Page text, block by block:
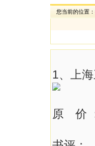
您当前的位置：
1、上
原 价